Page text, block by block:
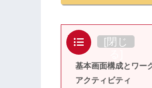
目次 [閉じ
基本画面構成とワー
アクティビティ